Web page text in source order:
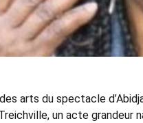
arts du spectacle
un acte grandeur